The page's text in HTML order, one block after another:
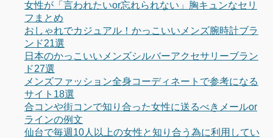
女性が「言われたいor忘れられない」胸キュンなセリ
フまとめ
おしゃれでカジュアル！かっこいいメンズ腕時計ブラ
ンド21選
日本のかっこいいメンズシルバーアクセサリーブラン
ド27選
メンズファッション全身コーディネートで参考になる
サイト18選
合コンや街コンで知り合った女性に送るべきメールor
ラインの例文
仙台で毎週10人以上の女性と知り合う為に利用してい